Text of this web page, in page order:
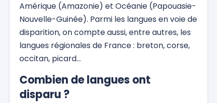
Amérique (Amazonie) et Océanie (Papouasie-
Nouvelle-Guinée). Parmi les langues en voie de
disparition, on compte aussi, entre autres, les
langues régionales de France : breton, corse,
occitan, picard…
Combien de langues ont
disparu ?